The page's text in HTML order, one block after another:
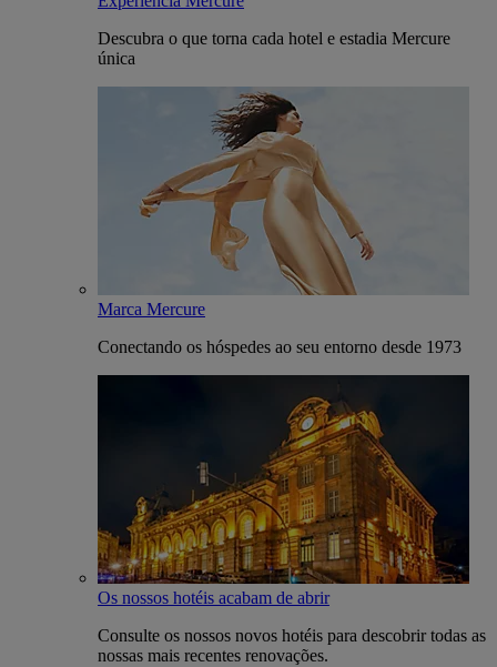
Descubra o que torna cada hotel e estadia Mercure
única
Marca Mercure
Conectando os hóspedes ao seu entorno desde 1973
Os nossos hotéis acabam de abrir
Consulte os nossos novos hotéis para descobrir todas as
nossas mais recentes renovações.